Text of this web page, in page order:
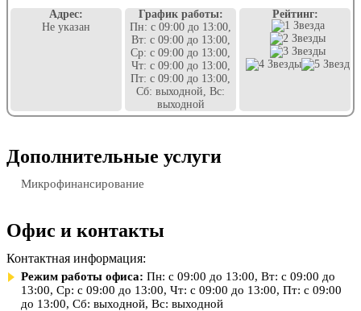
Адрес:
Не указан
График работы:
Пн: с 09:00 до 13:00,
Вт: с 09:00 до 13:00,
Ср: с 09:00 до 13:00,
Чт: с 09:00 до 13:00,
Пт: с 09:00 до 13:00,
Сб: выходной, Вс:
выходной
Рейтинг:
Дополнительные услуги
Микрофинансирование
Офис и контакты
Контактная информация:
Режим работы офиса: Пн: с 09:00 до 13:00, Вт: с 09:00 до
13:00, Ср: с 09:00 до 13:00, Чт: с 09:00 до 13:00, Пт: с 09:00
до 13:00, Сб: выходной, Вс: выходной